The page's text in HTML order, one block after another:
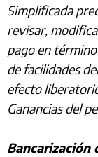
Simplificada
revisar,
pago en
de facilidades
efecto
Ganancias del
Bancarización